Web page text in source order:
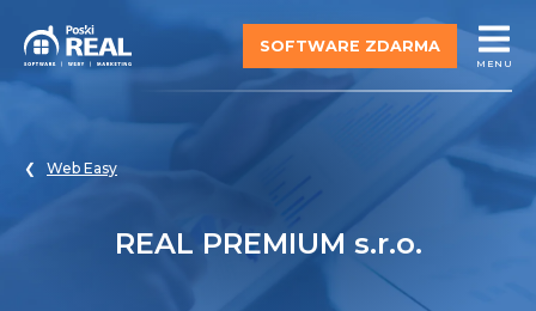
SOFTWARE ZDARMA
MENU
Web Easy
REAL PREMIUM s.r.o.